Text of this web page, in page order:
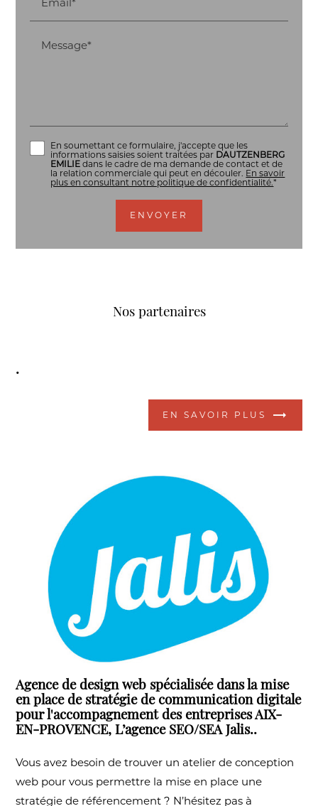
Message*
En soumettant ce formulaire, j'accepte que les
informations saisies soient traitées par DAUTZENBERG
EMILIE dans le cadre de ma demande de contact et de
la relation commerciale qui peut en découler. En savoir
plus en consultant notre politique de confidentialité.*
Nos partenaires
.
EN SAVOIR PLUS
Agence de design web spécialisée dans la mise
en place de stratégie de communication digitale
pour l'accompagnement des entreprises AIX-
EN-PROVENCE, L’agence SEO/SEA Jalis..
Vous avez besoin de trouver un atelier de conception
web pour vous permettre la mise en place une
stratégie de référencement ? N’hésitez pas à